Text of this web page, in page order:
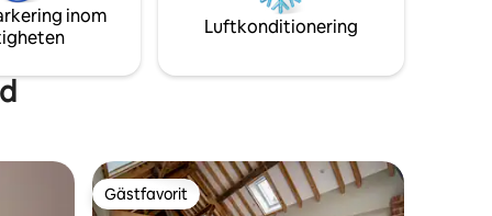
vackert presenterad dusch. Nu med
privat trädgårdsområde.
inom
Luftkonditionering
Gästfavorit
Gästfavorit